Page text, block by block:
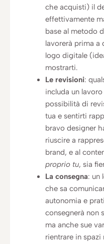
che acquisti) il
effettivamente
base al metodo
lavorerà prima a
logo digitale
mostrarti.
Le revisioni:
includa un
possibilità di
tua e sentirti
bravo designer
riuscire a
brand, e al
proprio tu, sia
La consegna: un
che sa
autonomia e
consegnerà non
ma anche sue
rientrare in